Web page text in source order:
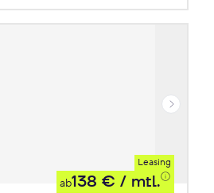
Leasing
ab138 € / mtl.